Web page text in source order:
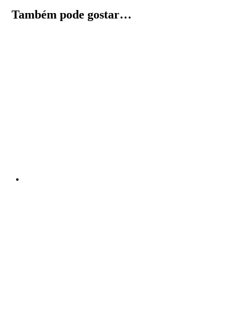
Também pode gostar…